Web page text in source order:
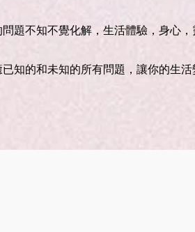
題不知不覺化解，生活體驗，身心
知的和未知的所有問題，讓你的生